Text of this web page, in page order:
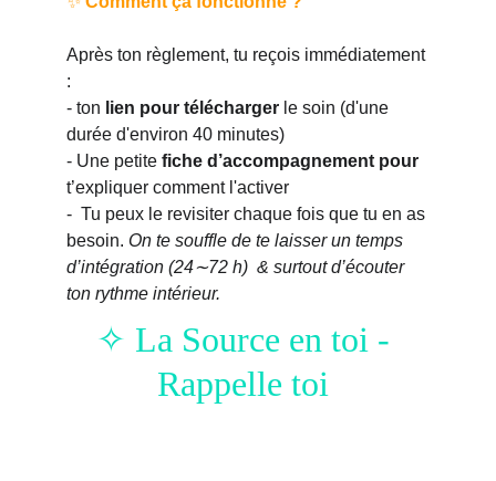
Après ton règlement, tu reçois immédiatement
:
- ton lien pour télécharger le soin (d'une
durée d'environ 40 minutes)
- Une petite fiche d’accompagnement pour
t’expliquer comment l'activer
-  Tu peux le revisiter chaque fois que tu en as
besoin. On te souffle de te laisser un temps
d’intégration (24∼72 h)  & surtout d’écouter
ton rythme intérieur.
✧ La Source en toi -
Rappelle toi